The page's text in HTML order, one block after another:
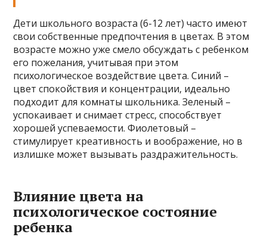
Дети школьного возраста (6-12 лет) часто имеют
свои собственные предпочтения в цветах. В этом
возрасте можно уже смело обсуждать с ребенком
его пожелания, учитывая при этом
психологическое воздействие цвета. Синий –
цвет спокойствия и концентрации, идеально
подходит для комнаты школьника. Зеленый –
успокаивает и снимает стресс, способствует
хорошей успеваемости. Фиолетовый –
стимулирует креативность и воображение, но в
излишке может вызывать раздражительность.
Влияние цвета на
психологическое состояние
ребенка